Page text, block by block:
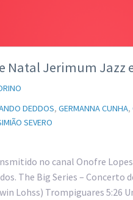
Natal Jerimum Jazz
DEDDOS, GERMANNA CUNHA,
SEVERO
no canal Onofre
The Big Series – Concerto
Lohss) Trompiguares 5:26